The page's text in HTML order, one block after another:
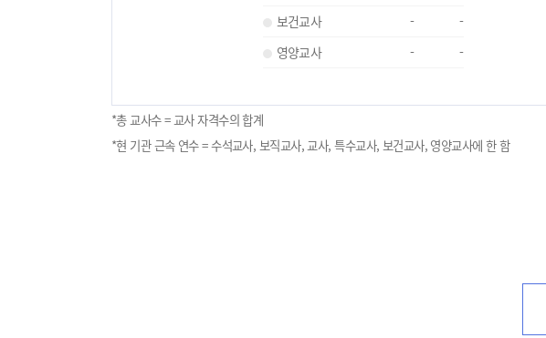
보건교사
-
-
영양교사
- -
*총 교사수 = 교사 자격수의 합계
*현 기관 근속 연수 = 수석교사, 보직교사, 교사, 특수교사, 보건교사, 영양교사에 한 함